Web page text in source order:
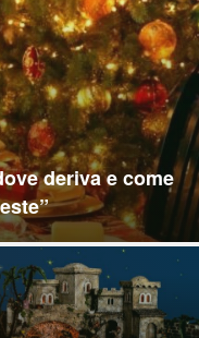
deriva e come